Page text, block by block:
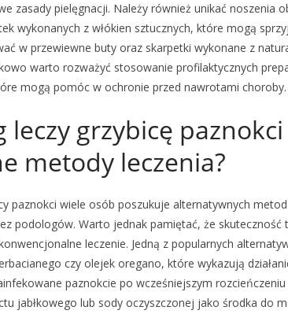
zasady pielęgnacji. Należy również unikać noszenia
wykonanych z włókien sztucznych, które mogą
w przewiewne buty oraz skarpetki wykonane z
warto rozważyć stosowanie profilaktycznych
mogą pomóc w ochronie przed nawrotami choroby.
leczy grzybicę
metody leczenia?
paznokci wiele osób poszukuje alternatywnych
podologów. Warto jednak pamiętać, że skuteczność
leczenie. Jedną z popularnych
czy olejek oregano, które wykazują
paznokcie po wcześniejszym
jabłkowego lub sody oczyszczonej jako środka do